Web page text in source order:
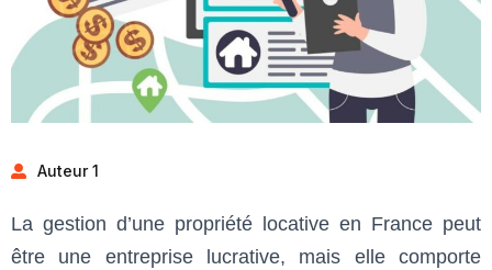
Auteur 1
La gestion d’une propriété locative en France peut
être une entreprise lucrative, mais elle comporte